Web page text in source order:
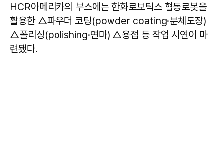
HCR아메리카의 부스에는 한화로보틱스 협동로봇을
활용한 △파우더 코팅(powder coating·분체도장)
△폴리싱(polishing·연마) △용접 등 작업 시연이 마
련됐다.